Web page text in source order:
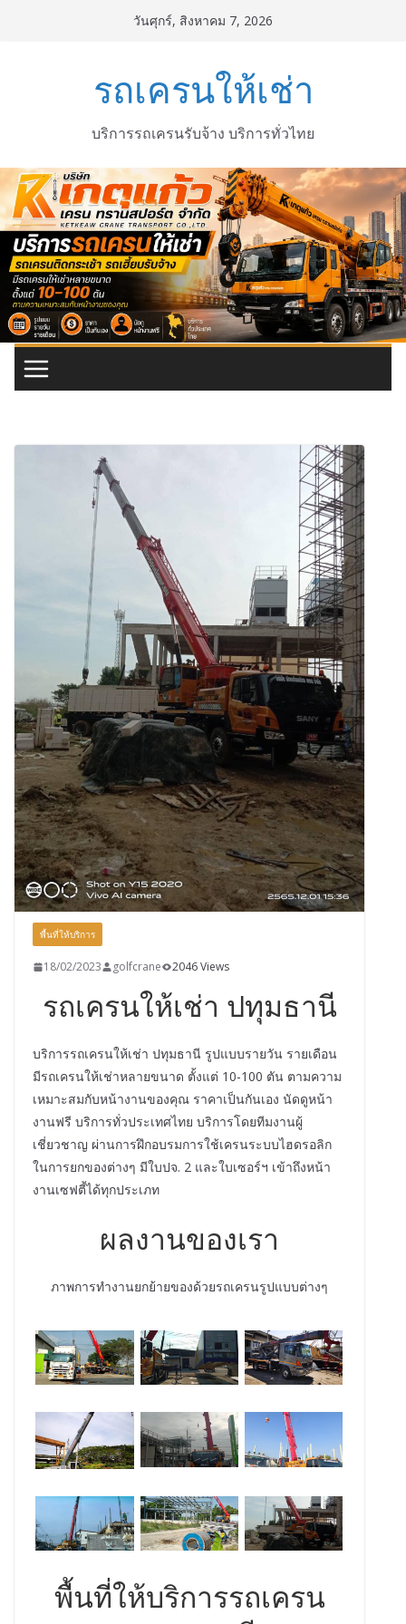
วันศุกร์, สิงหาคม 7, 2026
รถเครนให้เช่า
บริการรถเครนรับจ้าง บริการทั่วไทย
พื้นที่ให้บริการ
18/02/2023 golfcrane 2046 Views
รถเครนให้เช่า ปทุมธานี
บริการรถเครนให้เช่า ปทุมธานี รูปแบบรายวัน รายเดือน
มีรถเครนให้เช่าหลายขนาด ตั้งแต่ 10-100 ตัน ตามความ
เหมาะสมกับหน้างานของคุณ ราคาเป็นกันเอง นัดดูหน้า
งานฟรี บริการทั่วประเทศไทย บริการโดยทีมงานผู้
เชี่ยวชาญ ผ่านการฝึกอบรมการใช้เครนระบบไฮดรอลิก
ในการยกของต่างๆ มีใบปจ. 2 และใบเซอร์ฯ เข้าถึงหน้า
งานเซฟตี้ได้ทุกประเภท
ผลงานของเรา
ภาพการทำงานยกย้ายของด้วยรถเครนรูปแบบต่างๆ
พื้นที่ให้บริการรถเครน